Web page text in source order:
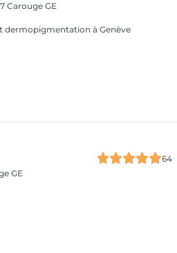
Carouge GE
dermopigmentation à Genève
64
GE